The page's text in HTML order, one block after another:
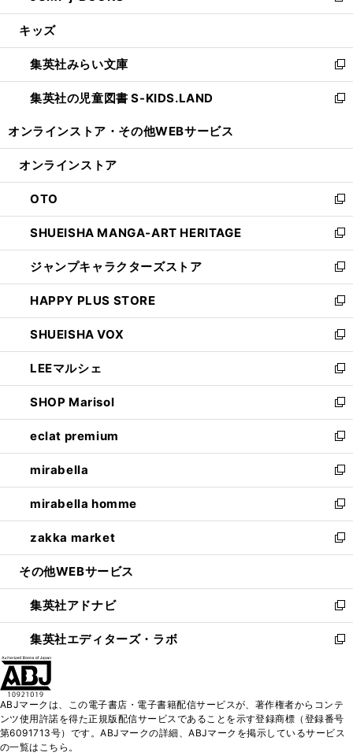
開
ウ
開
く
ン
ウ
で
開
く
ウ
ン
ド
ウ
で
し
ウ
ィ
ン
ド
開
キッズ
集英社みらい文庫
新
し
い
ン
ウ
で
開
く
集英社の児童図書 S-KIDS.LAND
新
ウ
ン
ド
ウ
で
開
く
オンラインストア・ その他WEBサービス
オンラインストア
OTO
新
し
い
ウ
ィ
ン
ド
ウ
で
開
く
SHUEISHA MANGA-ART HERITAGE
新
し
い
ウ
ィ
ン
ド
ウ
で
開
く
ジャンプキャラクターズストア
新
し
い
ウ
ィ
ン
ド
ウ
で
開
く
HAPPY PLUS STORE
新
し
い
ウ
ィ
ン
ド
ウ
で
開
く
SHUEISHA VOX
新
し
い
ウ
ィ
ン
ド
ウ
で
開
く
LEEマルシェ
新
し
い
ウ
ィ
ン
ド
ウ
で
開
く
SHOP Marisol
新
し
い
ウ
ィ
ン
ド
ウ
で
開
eclat premium
新
し
い
ウ
ィ
ン
ド
ウ
開
く
mirabella
新
し
い
ウ
ィ
ン
ウ
で
開
く
mirabella homme
新
し
い
ウ
ン
ド
ウ
で
zakka market
新
し
ウ
ィ
ン
ド
く
その他WEBサービス
集英社アドナビ
新
し
い
ド
ウ
で
集英社エディターズ・ラボ
新
ィ
ン
ド
ABJマークは、この電子書店・電子書籍配信サービスが、著作権者からコンテ
ンツ使用許諾を得た正規版配信サービスであることを示す登録商標（登録番号
第6091713号）です。ABJマークの詳細、ABJマークを掲示しているサービス
の一覧はこちら。